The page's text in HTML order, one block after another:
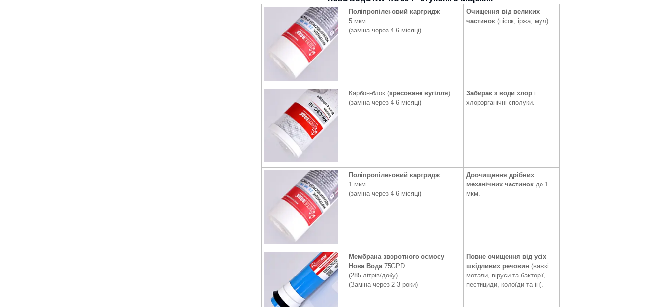
Поліпропіленовий картридж
5 мкм.
(заміна через 4-6 місяці)
Очищення від великих
частинок(пісок, іржа, мул).
Карбон-блок (пресоване вугілля)
(заміна через 4-6 місяці)
Забирає з води хлор і
хлорорганічні сполуки.
Поліпропіленовий картридж
1 мкм.
(заміна через 4-6 місяці)
Доочищення дрібних
механічних частинок до 1
мкм.
Мембрана зворотного осмосу
Нова Вода 75GPD
(285 літрів/добу)
(Заміна через 2-3 роки)
Повне очищення від усіх
шкідливих речовин (важкі
метали, віруси та бактерії,
пестициди, колоїди та ін).